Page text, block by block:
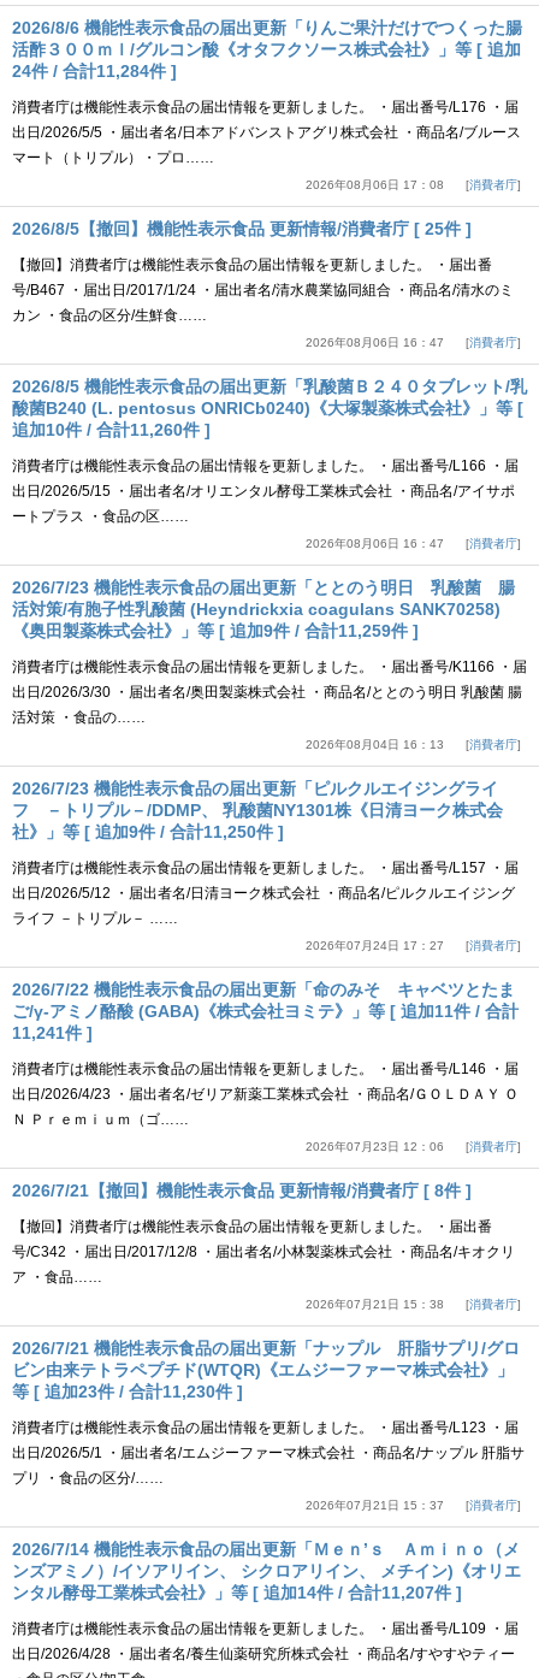
2026/8/6 機能性表示食品の届出更新「りんご果汁だけでつくった腸
活酢３００ｍｌ/グルコン酸《オタフクソース株式会社》」等 [ 追加
24件 / 合計11,284件 ]
消費者庁は機能性表示食品の届出情報を更新しました。 ・届出番号/L176 ・届
出日/2026/5/5 ・届出者名/日本アドバンストアグリ株式会社 ・商品名/ブルース
マート（トリプル）・プロ……
2026年08月06日 17：08 消費者庁
2026/8/5【撤回】機能性表示食品 更新情報/消費者庁 [ 25件 ]
【撤回】消費者庁は機能性表示食品の届出情報を更新しました。 ・届出番
号/B467 ・届出日/2017/1/24 ・届出者名/清水農業協同組合 ・商品名/清水のミ
カン ・食品の区分/生鮮食……
2026年08月06日 16：47 消費者庁
2026/8/5 機能性表示食品の届出更新「乳酸菌Ｂ２４０タブレット/乳
酸菌B240 (L. pentosus ONRICb0240)《大塚製薬株式会社》」等 [
追加10件 / 合計11,260件 ]
消費者庁は機能性表示食品の届出情報を更新しました。 ・届出番号/L166 ・届
出日/2026/5/15 ・届出者名/オリエンタル酵母工業株式会社 ・商品名/アイサポ
ートプラス ・食品の区……
2026年08月06日 16：47 消費者庁
2026/7/23 機能性表示食品の届出更新「ととのう明日 乳酸菌 腸
活対策/有胞子性乳酸菌 (Heyndrickxia coagulans SANK70258)
《奥田製薬株式会社》」等 [ 追加9件 / 合計11,259件 ]
消費者庁は機能性表示食品の届出情報を更新しました。 ・届出番号/K1166 ・届
出日/2026/3/30 ・届出者名/奥田製薬株式会社 ・商品名/ととのう明日 乳酸菌 腸
活対策 ・食品の……
2026年08月04日 16：13 消費者庁
2026/7/23 機能性表示食品の届出更新「ピルクルエイジングライ
フ －トリプル－/DDMP、 乳酸菌NY1301株《日清ヨーク株式会
社》」等 [ 追加9件 / 合計11,250件 ]
消費者庁は機能性表示食品の届出情報を更新しました。 ・届出番号/L157 ・届
出日/2026/5/12 ・届出者名/日清ヨーク株式会社 ・商品名/ピルクルエイジング
ライフ －トリプル－ ……
2026年07月24日 17：27 消費者庁
2026/7/22 機能性表示食品の届出更新「命のみそ キャベツとたま
ご/γ-アミノ酪酸 (GABA)《株式会社ヨミテ》」等 [ 追加11件 / 合計
11,241件 ]
消費者庁は機能性表示食品の届出情報を更新しました。 ・届出番号/L146 ・届
出日/2026/4/23 ・届出者名/ゼリア新薬工業株式会社 ・商品名/ＧＯＬＤＡＹ Ｏ
Ｎ Ｐｒｅｍｉｕｍ（ゴ……
2026年07月23日 12：06 消費者庁
2026/7/21【撤回】機能性表示食品 更新情報/消費者庁 [ 8件 ]
【撤回】消費者庁は機能性表示食品の届出情報を更新しました。 ・届出番
号/C342 ・届出日/2017/12/8 ・届出者名/小林製薬株式会社 ・商品名/キオクリ
ア ・食品……
2026年07月21日 15：38 消費者庁
2026/7/21 機能性表示食品の届出更新「ナップル 肝脂サプリ/グロ
ビン由来テトラペプチド(WTQR)《エムジーファーマ株式会社》」
等 [ 追加23件 / 合計11,230件 ]
消費者庁は機能性表示食品の届出情報を更新しました。 ・届出番号/L123 ・届
出日/2026/5/1 ・届出者名/エムジーファーマ株式会社 ・商品名/ナップル 肝脂サ
プリ ・食品の区分/……
2026年07月21日 15：37 消費者庁
2026/7/14 機能性表示食品の届出更新「Ｍｅｎ’ｓ Ａｍｉｎｏ（メ
ンズアミノ）/イソアリイン、 シクロアリイン、 メチイン)《オリエ
ンタル酵母工業株式会社》」等 [ 追加14件 / 合計11,207件 ]
消費者庁は機能性表示食品の届出情報を更新しました。 ・届出番号/L109 ・届
出日/2026/4/28 ・届出者名/養生仙薬研究所株式会社 ・商品名/すやすやティー